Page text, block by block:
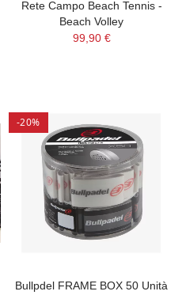
Rete Campo Beach Tennis -
Beach Volley
99,90 €
-20%
Bullpdel FRAME BOX 50 Unità